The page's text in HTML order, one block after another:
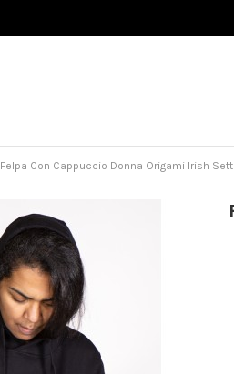
Felpa Con Cappuccio Donna Origami Irish